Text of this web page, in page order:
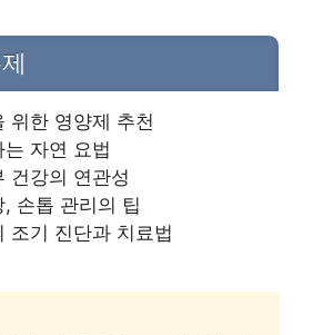
위한 영양제 추천
자연 요법
건강의 연관성
손톱 관리의 팁
조기 진단과 치료법